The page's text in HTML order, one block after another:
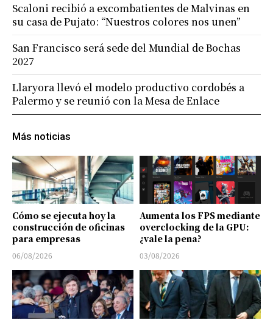
Más noticias
Cómo se ejecuta hoy la
construcción de oficinas
para empresas
06/08/2026
Aumenta los FPS mediante
overclocking de la GPU:
¿vale la pena?
03/08/2026
Scaloni recibió a excombatientes de Malvinas en
su casa de Pujato: “Nuestros colores nos unen”
San Francisco será sede del Mundial de Bochas
2027
Llaryora llevó el modelo productivo cordobés a
Palermo y se reunió con la Mesa de Enlace